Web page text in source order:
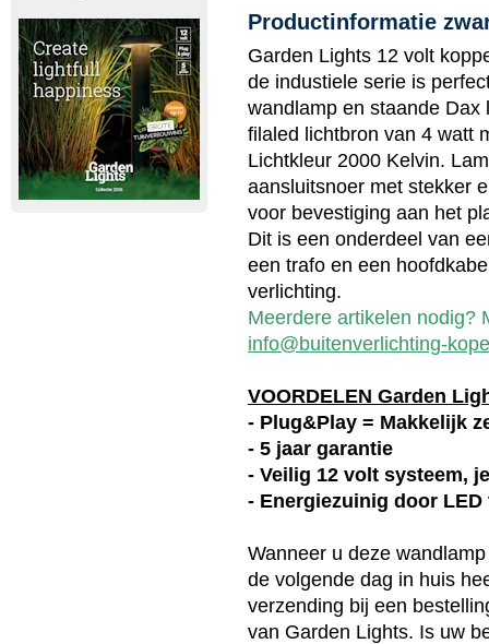
Productinformatie
Garden Lights 12 volt
de industiele serie is
wandlamp en staande Dax
filaled lichtbron van 4 watt
Lichtkleur 2000 Kelvin.
aansluitsnoer met stekker
voor bevestiging aan het
Dit is een onderdeel van
een trafo en een
verlichting.
Meerdere artikelen nodig?
info@buitenverlichting-
VOORDELEN Garden
- Plug&Play = Makkelijk
- 5 jaar garantie
- Veilig 12 volt systeem,
- Energiezuinig door
Wanneer u deze wandlamp
de volgende dag in huis
verzending bij een
van Garden Lights. Is uw